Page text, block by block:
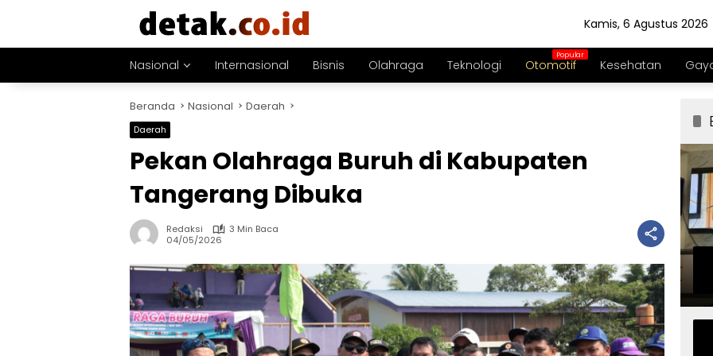
Kamis, 6 Agustus 2026
Nasional Internasional Bisnis Olahraga Teknologi Otomotif Kesehatan
Beranda Nasional Daerah
Daerah
Pekan Olahraga Buruh di Kabupaten
Tangerang Dibuka
Redaksi
3 Min Baca
04/05/2026